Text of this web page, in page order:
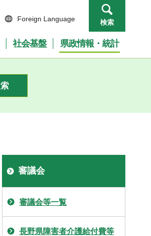
Foreign Language 検索
社会基盤 県政情報・統計
審議会
審議会等一覧
長野県障害者介護給付費等